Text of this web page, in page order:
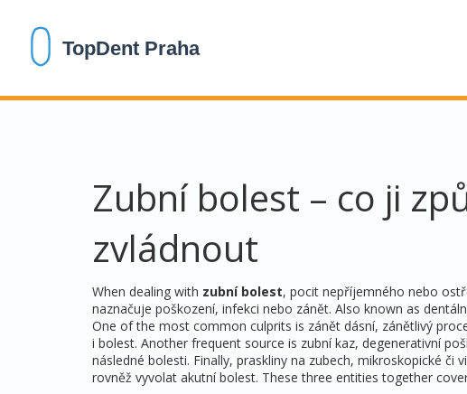
Zubní bolest – co ji
zvládnout
When dealing with zubní bolest, pocit nepříjemného nebo
naznačuje poškození, infekci nebo zánět. Also known as
One of the most common culprits is zánět dásní, zánětlivý
i bolest. Another frequent source is zubní kaz, degenerativní
následné bolesti. Finally, praskliny na zubech, mikroskopické či
rovněž vyvolat akutní bolest. These three entities together